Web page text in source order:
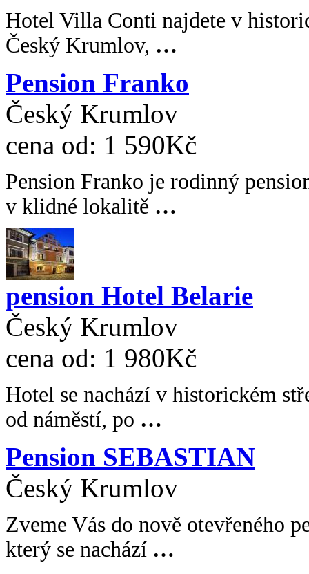
Hotel Villa Conti najdete v
Český Krumlov, …
Pension Franko
Český Krumlov
cena od: 1 590Kč
Pension Franko je rodinný
v klidné lokalitě …
pension Hotel Belarie
Český Krumlov
cena od: 1 980Kč
Hotel se nachází v historickém
od náměstí, po …
Pension SEBASTIAN
Český Krumlov
Zveme Vás do nově otevřeného
který se nachází …